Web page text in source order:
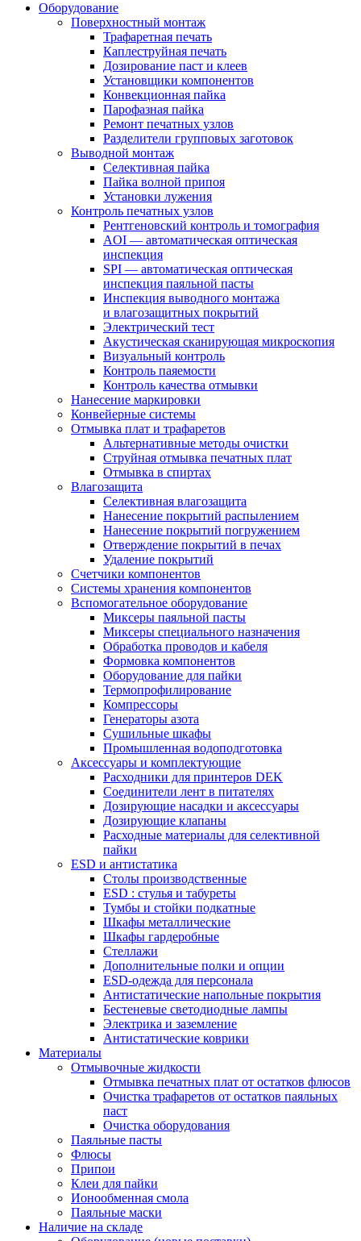
Оборудование
Поверхностный монтаж
Трафаретная печать
Каплеструйная печать
Дозирование паст и клеев
Установщики компонентов
Конвекционная пайка
Парофазная пайка
Ремонт печатных узлов
Разделители групповых заготовок
Выводной монтаж
Селективная пайка
Пайка волной припоя
Установки лужения
Контроль печатных узлов
Рентгеновский контроль и томография
AOI — автоматическая оптическая
инспекция
SPI — автоматическая оптическая
инспекция паяльной пасты
Инспекция выводного монтажа
и влагозащитных покрытий
Электрический тест
Акустическая сканирующая микроскопия
Визуальный контроль
Контроль паяемости
Контроль качества отмывки
Нанесение маркировки
Конвейерные системы
Отмывка плат и трафаретов
Альтернативные методы очистки
Струйная отмывка печатных плат
Отмывка в спиртах
Влагозащита
Селективная влагозащита
Нанесение покрытий распылением
Нанесение покрытий погружением
Отверждение покрытий в печах
Удаление покрытий
Счетчики компонентов
Системы хранения компонентов
Вспомогательное оборудование
Миксеры паяльной пасты
Миксеры специального назначения
Обработка проводов и кабеля
Формовка компонентов
Оборудование для пайки
Термопрофилирование
Компрессоры
Генераторы азота
Сушильные шкафы
Промышленная водоподготовка
Аксессуары и комплектующие
Расходники для принтеров DEK
Соединители лент в питателях
Дозирующие насадки и аксессуары
Дозирующие клапаны
Расходные материалы для селективной
пайки
ESD и антистатика
Столы производственные
ESD : cтулья и табуреты
Тумбы и стойки подкатные
Шкафы металлические
Шкафы гардеробные
Стеллажи
Дополнительные полки и опции
ESD-одежда для персонала
Антистатические напольные покрытия
Бестеневые светодиодные лампы
Электрика и заземление
Антистатические коврики
Материалы
Отмывочные жидкости
Отмывка печатных плат от остатков флюсов
Очистка трафаретов от остатков паяльных
паст
Очистка оборудования
Паяльные пасты
Флюсы
Припои
Клеи для пайки
Ионообменная смола
Паяльные маски
Наличие на складе